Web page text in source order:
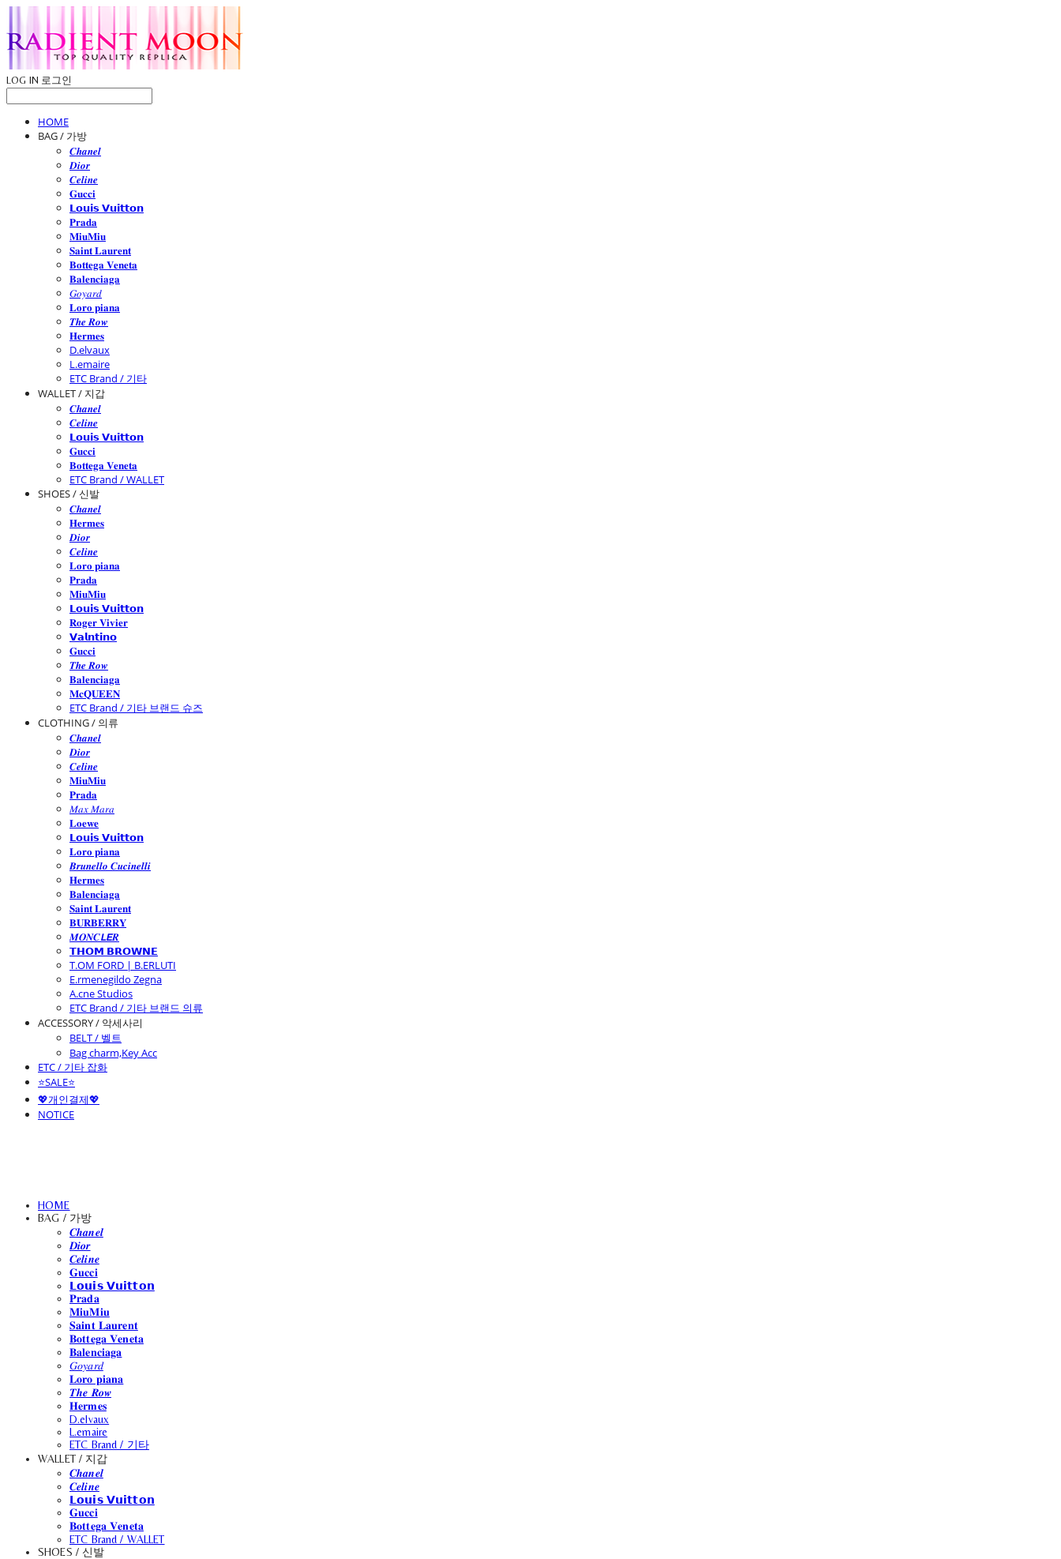
LOG IN 로그인
HOME
BAG / 가방
𝑪𝒉𝒂𝒏𝒆𝒍
𝑫𝒊𝒐𝒓
𝑪𝒆𝒍𝒊𝒏𝒆
𝐆𝐮𝐜𝐜𝐢
𝗟𝗼𝘂𝗶𝘀 𝗩𝘂𝗶𝘁𝘁𝗼𝗻
𝐏𝐫𝐚𝐝𝐚
𝐌𝐢𝐮𝐌𝐢𝐮
𝐒𝐚𝐢𝐧𝐭 𝐋𝐚𝐮𝐫𝐞𝐧𝐭
𝐁𝐨𝐭𝐭𝐞𝐠𝐚 𝐕𝐞𝐧𝐞𝐭𝐚
𝐁𝐚𝐥𝐞𝐧𝐜𝐢𝐚𝐠𝐚
𝐺𝑜𝑦𝑎𝑟𝑑
𝐋𝐨𝐫𝐨 𝐩𝐢𝐚𝐧𝐚
𝑻𝒉𝒆 𝑹𝒐𝒘
𝐇𝐞𝐫𝐦𝐞𝐬
D.elvaux
L.emaire
ETC Brand / 기타
WALLET / 지갑
𝑪𝒉𝒂𝒏𝒆𝒍
𝑪𝒆𝒍𝒊𝒏𝒆
𝗟𝗼𝘂𝗶𝘀 𝗩𝘂𝗶𝘁𝘁𝗼𝗻
𝐆𝐮𝐜𝐜𝐢
𝐁𝐨𝐭𝐭𝐞𝐠𝐚 𝐕𝐞𝐧𝐞𝐭𝐚
ETC Brand / WALLET
SHOES / 신발
𝑪𝒉𝒂𝒏𝒆𝒍
𝐇𝐞𝐫𝐦𝐞𝐬
𝑫𝒊𝒐𝒓
𝑪𝒆𝒍𝒊𝒏𝒆
𝐋𝐨𝐫𝐨 𝐩𝐢𝐚𝐧𝐚
𝐏𝐫𝐚𝐝𝐚
𝐌𝐢𝐮𝐌𝐢𝐮
𝗟𝗼𝘂𝗶𝘀 𝗩𝘂𝗶𝘁𝘁𝗼𝗻
𝐑𝐨𝐠𝐞𝐫 𝐕𝐢𝐯𝐢𝐞𝐫
𝗩𝗮𝗹𝗻𝘁𝗶𝗻𝗼
𝐆𝐮𝐜𝐜𝐢
𝑻𝒉𝒆 𝑹𝒐𝒘
𝐁𝐚𝐥𝐞𝐧𝐜𝐢𝐚𝐠𝐚
𝐌𝐜𝐐𝐔𝐄𝐄𝐍
ETC Brand / 기타 브랜드 슈즈
CLOTHING / 의류
𝑪𝒉𝒂𝒏𝒆𝒍
𝑫𝒊𝒐𝒓
𝑪𝒆𝒍𝒊𝒏𝒆
𝐌𝐢𝐮𝐌𝐢𝐮
𝐏𝐫𝐚𝐝𝐚
𝑀𝑎𝑥 𝑀𝑎𝑟𝑎
𝐋𝐨𝐞𝐰𝐞
𝗟𝗼𝘂𝗶𝘀 𝗩𝘂𝗶𝘁𝘁𝗼𝗻
𝐋𝐨𝐫𝐨 𝐩𝐢𝐚𝐧𝐚
𝑩𝒓𝒖𝒏𝒆𝒍𝒍𝒐 𝑪𝒖𝒄𝒊𝒏𝒆𝒍𝒍𝒊
𝐇𝐞𝐫𝐦𝐞𝐬
𝐁𝐚𝐥𝐞𝐧𝐜𝐢𝐚𝐠𝐚
𝐒𝐚𝐢𝐧𝐭 𝐋𝐚𝐮𝐫𝐞𝐧𝐭
𝐁𝐔𝐑𝐁𝐄𝐑𝐑𝐘
𝑴𝑶𝑵𝑪𝙇𝙀𝑹
𝗧𝗛𝗢𝗠 𝗕𝗥𝗢𝗪𝗡𝗘
T.OM FORD | B.ERLUTI
E.rmenegildo Zegna
A.cne Studios
ETC Brand / 기타 브랜드 의류
ACCESSORY / 악세사리
BELT / 벨트
Bag charm,Key Acc
ETC / 기타 잡화
⭐SALE⭐
💖개인결제💖
NOTICE
HOME
BAG / 가방
𝑪𝒉𝒂𝒏𝒆𝒍
𝑫𝒊𝒐𝒓
𝑪𝒆𝒍𝒊𝒏𝒆
𝐆𝐮𝐜𝐜𝐢
𝗟𝗼𝘂𝗶𝘀 𝗩𝘂𝗶𝘁𝘁𝗼𝗻
𝐏𝐫𝐚𝐝𝐚
𝐌𝐢𝐮𝐌𝐢𝐮
𝐒𝐚𝐢𝐧𝐭 𝐋𝐚𝐮𝐫𝐞𝐧𝐭
𝐁𝐨𝐭𝐭𝐞𝐠𝐚 𝐕𝐞𝐧𝐞𝐭𝐚
𝐁𝐚𝐥𝐞𝐧𝐜𝐢𝐚𝐠𝐚
𝐺𝑜𝑦𝑎𝑟𝑑
𝐋𝐨𝐫𝐨 𝐩𝐢𝐚𝐧𝐚
𝑻𝒉𝒆 𝑹𝒐𝒘
𝐇𝐞𝐫𝐦𝐞𝐬
D.elvaux
L.emaire
ETC Brand / 기타
WALLET / 지갑
𝑪𝒉𝒂𝒏𝒆𝒍
𝑪𝒆𝒍𝒊𝒏𝒆
𝗟𝗼𝘂𝗶𝘀 𝗩𝘂𝗶𝘁𝘁𝗼𝗻
𝐆𝐮𝐜𝐜𝐢
𝐁𝐨𝐭𝐭𝐞𝐠𝐚 𝐕𝐞𝐧𝐞𝐭𝐚
ETC Brand / WALLET
SHOES / 신발